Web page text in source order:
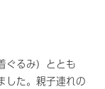
ぐるみ）ととも
した。親子連れの